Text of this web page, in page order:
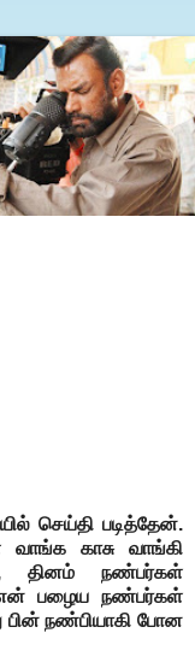
செய்தி படித்தேன்.
வாங்க காசு வாங்கி
தினம் நண்பர்கள்
என் பழைய நண்பர்கள்
பின் நண்பியாகி போன